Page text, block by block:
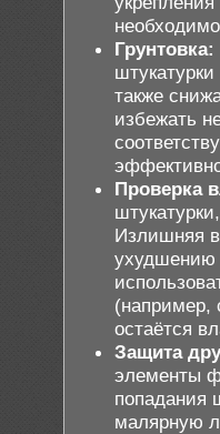
Грунтовка:
также
избежать
Проверка
Излишняя
ухудшению
(например,
остаётся
Защита
элементы
попадания
малярную